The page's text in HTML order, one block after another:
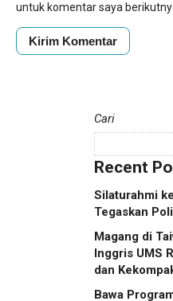
untuk komentar saya
Cari
Recent
Silaturahmi
Tegaskan
Magang di
Inggris UMS
dan
Bawa